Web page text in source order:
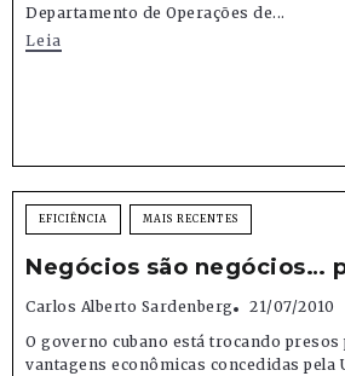
Departamento de Operações de...
Leia
EFICIÊNCIA MAIS RECENTES
Negócios são negócios…
Carlos Alberto Sardenberg
21/07/2010
O governo cubano está trocando
vantagens econômicas concedidas pela